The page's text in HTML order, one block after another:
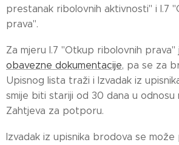
prestanak ribolovnih aktivnosti" i I.7
prava".
Za mjeru I.7 "Otkup ribolovnih prava"
obavezne dokumentacije, pa se za
Upisnog lista traži i Izvadak iz
smije biti stariji od 30 dana u odnosu
Zahtjeva za potporu.
Izvadak iz upisnika brodova se